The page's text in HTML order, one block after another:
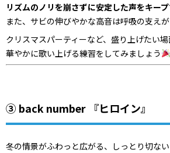
リズムのノリを崩さずに安定した声をキー
また、サビの伸びやかな高音は呼吸の支えが
クリスマスパーティーなど、盛り上げたい場
華やかに歌い上げる練習をしてみましょう
③ back number 『ヒロイン』
冬の情景がふわっと広がる、しっとり切な